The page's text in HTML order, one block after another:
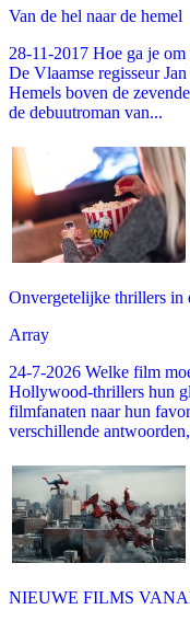
Van de hel naar de hemel
28-11-2017 Hoe ga je
De Vlaamse regisseur
Hemels boven de
de debuutroman van...
Onvergetelijke thrillers in
Array
24-7-2026 Welke film
Hollywood-thrillers hun
filmfanaten naar hun
verschillende
NIEUWE FILMS